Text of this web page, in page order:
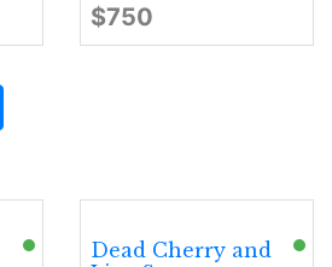
$750
Dead Cherry and